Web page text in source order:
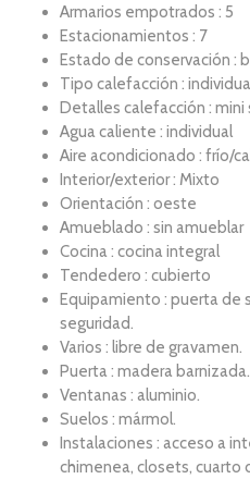
Armarios empotrados : 5
Estacionamientos : 7
Estado de conservación :
Tipo calefacción :
Detalles calefacción : mini
Agua caliente : individual
Aire acondicionado : frío/
Interior/exterior : Mixto
Orientación : oeste
Amueblado : sin amueblar
Cocina : cocina integral
Tendedero : cubierto
Equipamiento : puerta de
seguridad.
Varios : libre de gravamen.
Puerta : madera barnizada.
Ventanas : aluminio.
Suelos : mármol.
Instalaciones : acceso a
chimenea, closets, cuarto